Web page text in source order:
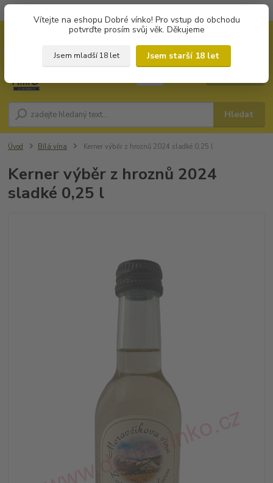
Vítejte na eshopu Dobré vínko! Pro vstup do obchodu
potvrďte prosím svůj věk. Děkujeme
Jsem mladší 18 let
Jsem starší 18 let
Hledat
Úvod Bílá vína Kerner výběr z hroznů 2024 sladké 0,25 l
Kerner výběr z hroznů 2024
sladké 0,25 l